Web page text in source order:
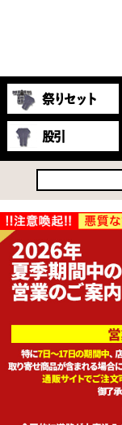
祭りセット
股引